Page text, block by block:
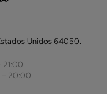
Unidos 64050.
21:00
– 20:00